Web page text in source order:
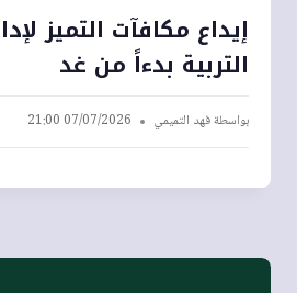
إيداع مكافآت التميز
التربية بدءاً من غد
بواسطةفهد التميمي 07/07/2026 21:00